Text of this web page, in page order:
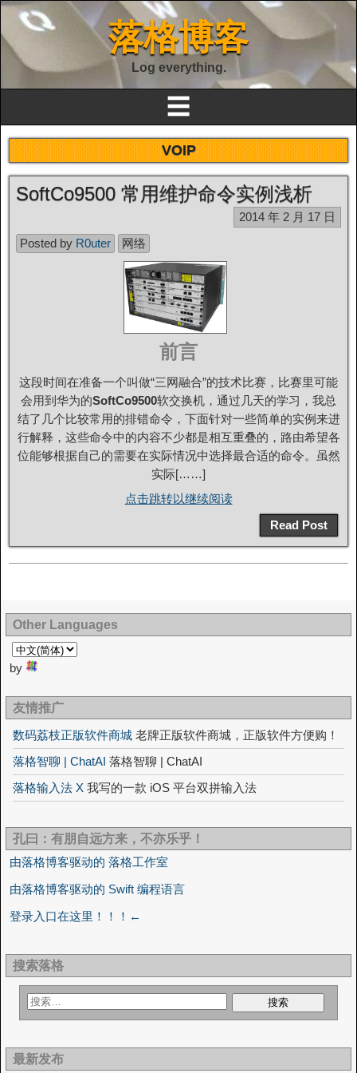
落格博客
Log everything.
☰
VOIP
SoftCo9500 常用维护命令实例浅析
2014 年 2 月 17 日
Posted by R0uter 网络
前言
这段时间在准备一个叫做“三网融合”的技术比赛，比赛里可能
会用到华为的SoftCo9500软交换机，通过几天的学习，我总
结了几个比较常用的排错命令，下面针对一些简单的实例来进
行解释，这些命令中的内容不少都是相互重叠的，路由希望各
位能够根据自己的需要在实际情况中选择最合适的命令。虽然
实际[……]
点击跳转以继续阅读
Read Post
Other Languages
by
友情推广
数码荔枝正版软件商城 老牌正版软件商城，正版软件方便购！
落格智聊 | ChatAI 落格智聊 | ChatAI
落格输入法 X 我写的一款 iOS 平台双拼输入法
孔曰：有朋自远方来，不亦乐乎！
由落格博客驱动的 落格工作室
由落格博客驱动的 Swift 编程语言
登录入口在这里！！！←
搜索落格
最新发布